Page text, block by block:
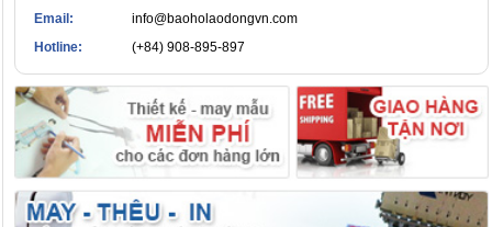
Email:
info@baoholaodongvn.com
Hotline:
(+84) 908-895-897